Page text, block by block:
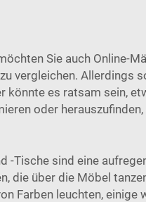
Sie auch Online-
vergleichen. Allerdings
könnte es ratsam sein,
oder
-Tische sind eine
die über die Möbel
Farben leuchten,